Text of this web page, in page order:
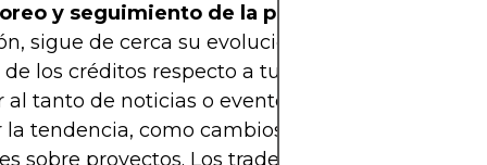
y seguimiento de la posición:
sigue de cerca su evolución. Esto implica
los créditos respecto a tus puntos de entrada
al tanto de noticias o eventos significativos que
la tendencia, como cambios en políticas
sobre proyectos. Los traders activos suelen